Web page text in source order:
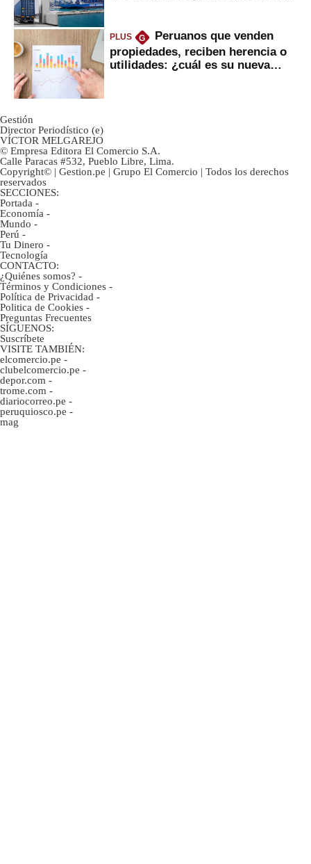
PLUS G
Peruanos que venden
propiedades, reciben herencia o
utilidades: ¿cuál es su nueva
Gestión
Director Periodístico (e)
VÍCTOR MELGAREJO
© Empresa Editora El Comercio S.A.
Calle Paracas #532, Pueblo Libre, Lima.
Copyright© | Gestion.pe | Grupo El Comercio | Todos los derechos
reservados
SECCIONES:
Portada -
Economía -
Mundo -
Perú -
Tu Dinero -
Tecnología
CONTACTO:
¿Quiénes somos? -
Términos y Condiciones -
Política de Privacidad -
Politica de Cookies -
Preguntas Frecuentes
SÍGUENOS:
Suscríbete
VISITE TAMBIÉN:
elcomercio.pe -
clubelcomercio.pe -
depor.com -
trome.com -
diariocorreo.pe -
peruquiosco.pe -
mag